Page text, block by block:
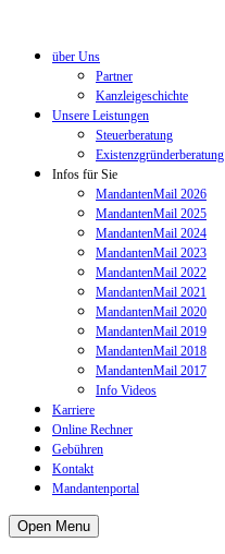
über Uns
Partner
Kanzleigeschichte
Unsere Leistungen
Steuerberatung
Existenzgründerberatung
Infos für Sie
MandantenMail 2026
MandantenMail 2025
MandantenMail 2024
MandantenMail 2023
MandantenMail 2022
MandantenMail 2021
MandantenMail 2020
MandantenMail 2019
MandantenMail 2018
MandantenMail 2017
Info Videos
Karriere
Online Rechner
Gebühren
Kontakt
Mandantenportal
Open Menu